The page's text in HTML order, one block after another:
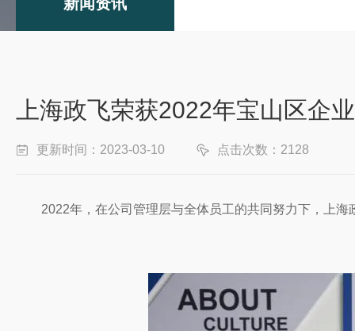
上海政飞荣获2022年宝山区企
更新时间：2023-03-10 点击次数：2128
2022年，在公司管理层与全体员工的共同努力下，上